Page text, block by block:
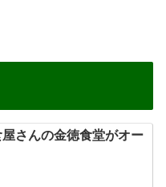
屋さんの金徳食堂がオー